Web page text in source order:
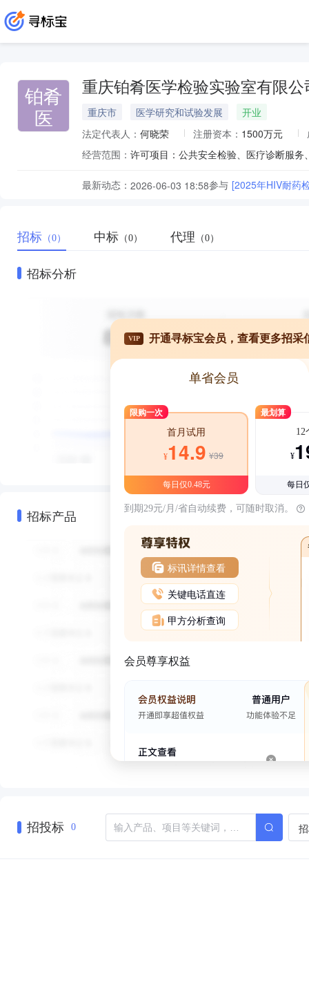
铂肴
医
重庆铂肴医学检验实验室有限公
重庆市 医学研究和试验发展
开业
法定代表人： 何晓荣 注册资本： 1500万元
经营范围：
最新动态： 2026-06-03 18:58参与 [2025年HIV耐药
招标 （0） 中标 （0） 代理 （0）
招标分析
招标产品
VIP 开通寻标宝会员，查看更多招采
单省会员
限购一次
首月试用
¥14.9 ¥39
每日仅0.48元
最划算
12
¥
每日
到期29元/月/省自动续费，可随时取消。
标讯详情查看
关键电话直连
甲方分析查询
会员尊享权益
招投标 0